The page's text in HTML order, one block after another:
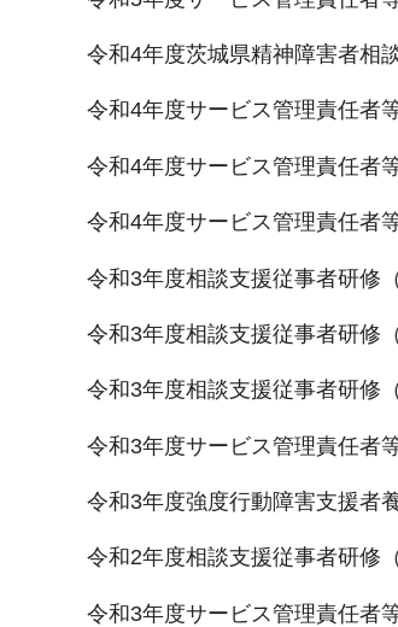
令和4年度茨城県精神障害者相
令和4年度サービス管理責任者
令和4年度サービス管理責任者
令和4年度サービス管理責任者
令和3年度相談支援従事者研修
令和3年度相談支援従事者研修
令和3年度相談支援従事者研修
令和3年度サービス管理責任者
令和3年度強度行動障害支援者
令和2年度相談支援従事者研修
令和3年度サービス管理責任者